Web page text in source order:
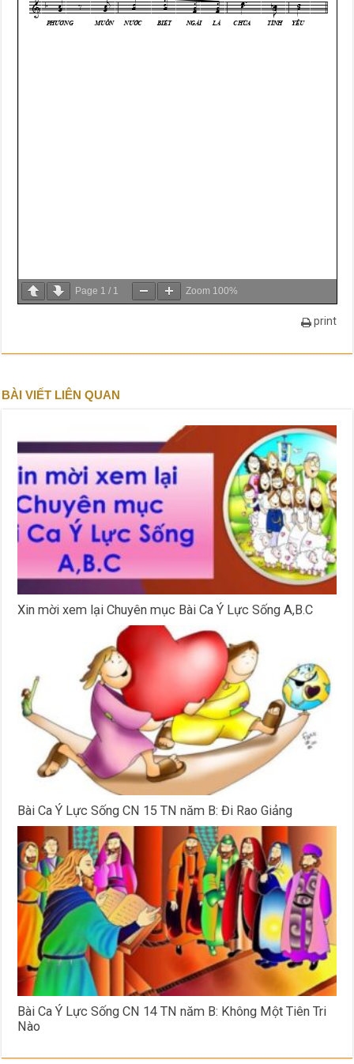
Page 1 / 1 Zoom 100%
print
BÀI VIẾT LIÊN QUAN
Xin mời xem lại Chuyên mục Bài Ca Ý Lực Sống A,B.C
Bài Ca Ý Lực Sống CN 15 TN năm B: Đi Rao Giảng
Bài Ca Ý Lực Sống CN 14 TN năm B: Không Một Tiên Tri
Nào